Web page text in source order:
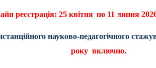
реєстрація: 25 квітня по 11 липня
науково-педагогічного
року включно.